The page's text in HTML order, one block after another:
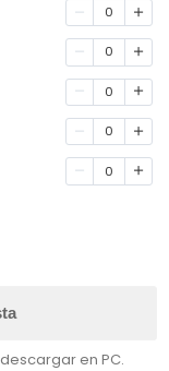
0
0
0
0
0
en PC.